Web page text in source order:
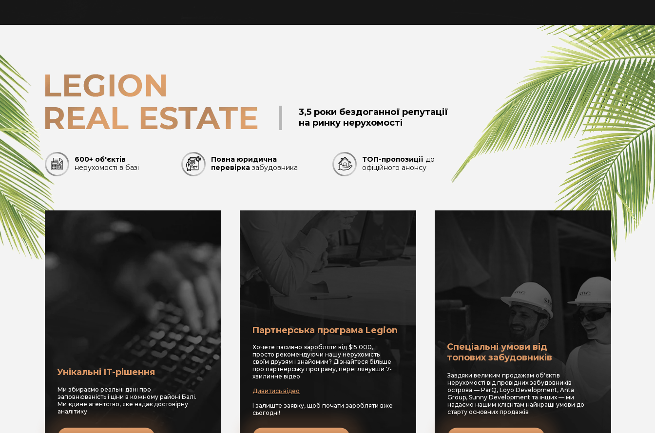
3,5 роки бездоганної репутації
на ринку нерухомості
600+ об'єктів
нерухомості в базі
Повна юридична
перевірка забудовника
ТОП-пропозиції до
офіційного анонсу
Унікальні IT-рішення
Ми збираємо реальні дані про
заповнюваність і ціни в кожному районі Балі.
Ми єдине агентство, яке надає достовірну
аналітику
Партнерська програма Legion
Хочете пасивно заробляти від $15 000,
просто рекомендуючи нашу нерухомість
своїм друзям і знайомим? Дізнайтеся більше
про партнерську програму, переглянувши 7-
хвилинне відео
Дивитись відео
І залиште заявку, щоб почати заробляти вже
сьогодні!
Спеціальні умови від
топових забудовників
Завдяки великим продажам об'єктів
нерухомості від провідних забудовників
острова — ParQ, Loyo Development, Anta
Group, Sunny Development та інших — ми
надаємо нашим клієнтам найкращі умови до
старту основних продажів